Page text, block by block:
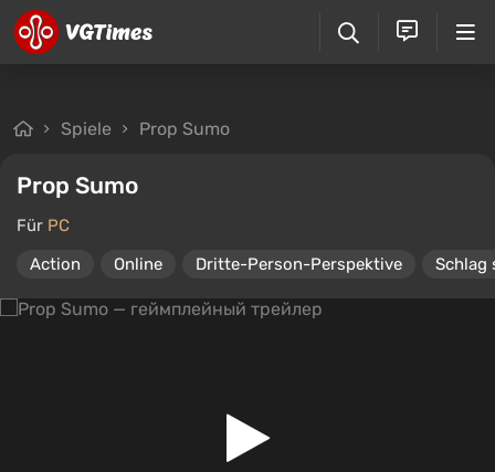
Spiele Prop Sumo
Prop Sumo
Für PC
Action
Online Dritte-Person-Perspektive Schlag